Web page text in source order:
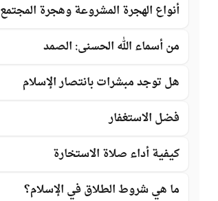
أنواع الهجرة المشروعة وهجرة المجتمع
من أسماء الله الحسنى: الصمد
هل توجد مبشرات بانتصار الإسلام
فضل الاستغفار
كيفية أداء صلاة الاستخارة
ما هي شروط الطلاق في الإسلام؟